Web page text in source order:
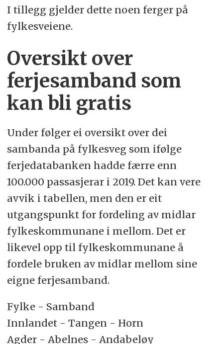
I tillegg gjelder dette noen ferger på
fylkesveiene.
Oversikt over
ferjesamband som
kan bli gratis
Under følger ei oversikt over dei
sambanda på fylkesveg som ifølge
ferjedatabanken hadde færre enn
100.000 passasjerar i 2019. Det kan vere
avvik i tabellen, men den er eit
utgangspunkt for fordeling av midlar
fylkeskommunane i mellom. Det er
likevel opp til fylkeskommunane å
fordele bruken av midlar mellom sine
eigne ferjesamband.
Fylke - Samband
Innlandet - Tangen - Horn
Agder - Abelnes - Andabeløy